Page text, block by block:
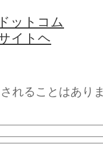
ットコム
イトヘ
れることはあり